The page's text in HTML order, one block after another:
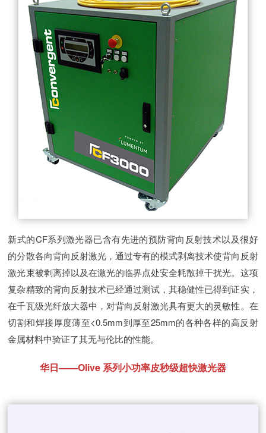
新式的CF系列激光器已含有先进的预防背向反射技术以及很好
的分散各向背向反射激光，通过专有的模式剥离技术使背向反射
激光束被剥离掉以及在激光的临界点处安全耗散掉干扰光。这项
复杂精致的背向反射技术已经通过测试，其稳健性已得到证实，
在千瓦级光纤放大器中，对背向反射激光具有更大的灵敏性。在
切割和焊接厚度薄至<0.5mm到厚至25mm的各种各样的高反射
金属材料中验证了其无与伦比的性能。
华日——Olive 系列小功率皮秒级超快激光器